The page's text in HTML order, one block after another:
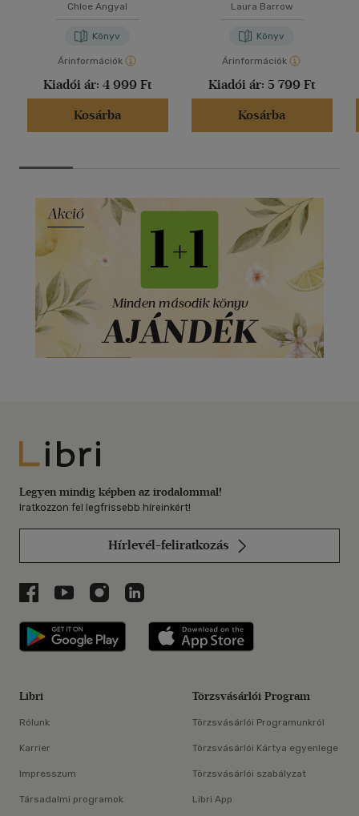
Chloe Angyal
Könyv
Árinformációk
Kiadói ár: 4 999 Ft
Kosárba
Laura Barrow
Könyv
Árinformációk
Kiadói ár: 5 799 Ft
Kosárba
Libri
Legyen mindig képben az irodalommal!
Iratkozzon fel legfrissebb híreinkért!
Hírlevél-feliratkozás
Libri a Facebookon
Libri a Youtube-on
Libri az Instagramon
Libri a LinkedInen
Libri applikáció Szerezd meg: Google
Libri
Rólunk
Karrier
Impresszum
Társadalmi programok
Törzsvásárlói Program
Törzsvásárlói Programunkról
Törzsvásárlói Kártya egyenlege
Törzsvásárlói szabályzat
Libri App